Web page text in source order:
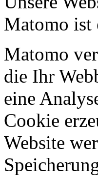
Matomo ist
Matomo
die Ihr
eine
Cookie
Website